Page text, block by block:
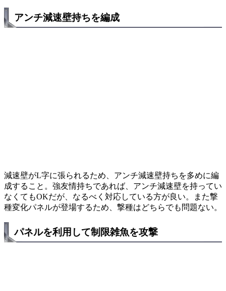
アンチ減速壁持ちを編成
減速壁がL字に張られるため、アンチ減速壁持ちを多めに編
成すること。強友情持ちであれば、アンチ減速壁を持ってい
なくてもOKだが、なるべく対応している方が良い。また撃
種変化パネルが登場するため、撃種はどちらでも問題ない。
パネルを利用して制限雑魚を攻撃